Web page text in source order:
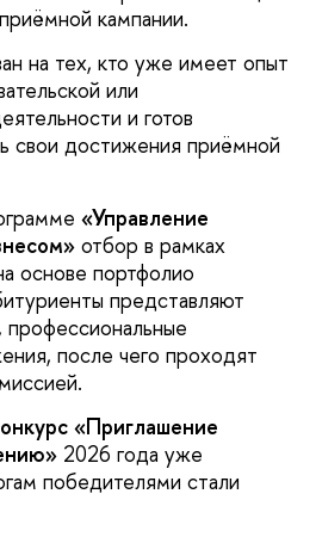
кампании.
на тех, кто уже имеет опыт
или
и готов
свои достижения приёмной
«Управление
отбор в рамках
основе портфолио
представляют
профессиональные
после чего проходят
«Приглашение
2026 года уже
победителями стали